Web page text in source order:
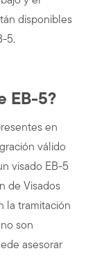
disponibles
5.
EB-5?
en
válido
visado EB-5
de Visados
la tramitación
son
asesorar